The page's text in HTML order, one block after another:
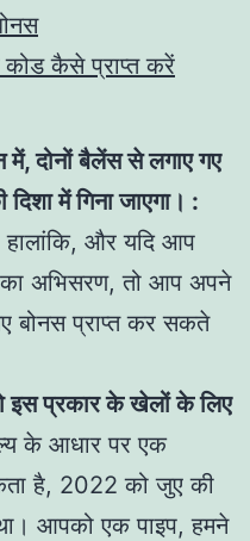
कैसे प्राप्त करें
में, दोनों बैलेंस से लगाए गए
में गिना जाएगा। :
हालांकि, और यदि आप
का अभिसरण, तो आप अपने
बोनस प्राप्त कर सकते
प्रकार के खेलों के लिए
के आधार पर एक
है, 2022 को जुए की
आपको एक पाइप, हमने